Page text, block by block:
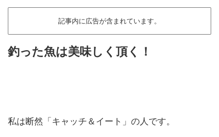
記事内に広告が含まれています。
釣った魚は美味しく頂く！
私は断然「キャッチ＆イート」の人です。